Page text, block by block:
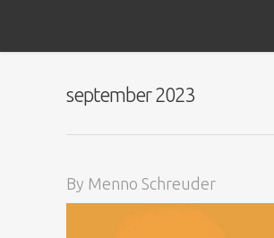
september 2023
By Menno Schreuder